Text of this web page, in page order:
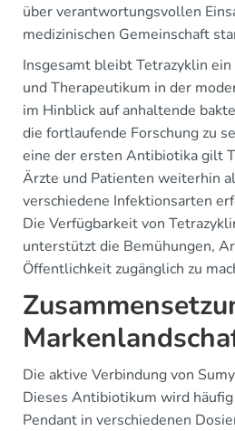
über verantwortungsvollen
medizinischen Gemeinschaft
Insgesamt bleibt Tetrazyklin
und Therapeutikum in der
im Hinblick auf anhaltende
die fortlaufende Forschung zu
eine der ersten Antibiotika gilt
Ärzte und Patienten weiterhin
verschiedene Infektionsarten
Die Verfügbarkeit von
unterstützt die Bemühungen,
Öffentlichkeit zugänglich zu
Die aktive Verbindung von
Dieses Antibiotikum wird
Pendant in verschiedenen